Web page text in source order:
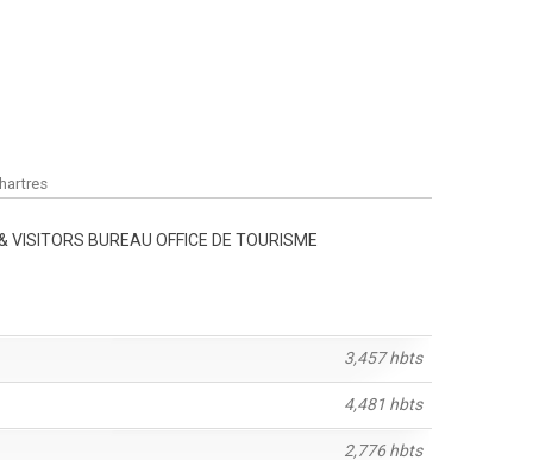
VISITORS BUREAU OFFICE DE TOURISME
3,457 hbts
4,481 hbts
2,776 hbts